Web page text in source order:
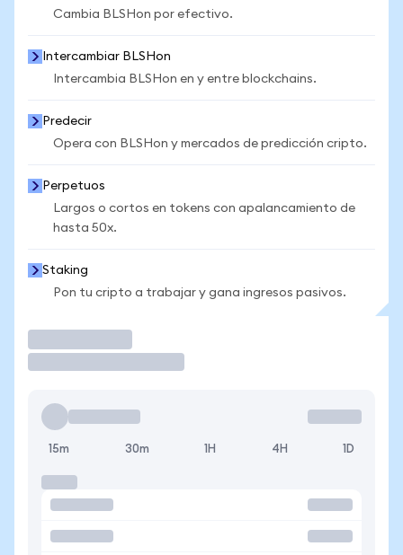
Cambia BLSHon por efectivo.
Intercambiar BLSHon
Intercambia BLSHon en y entre blockchains.
Predecir
Opera con BLSHon y mercados de predicción cripto.
Perpetuos
Largos o cortos en tokens con apalancamiento de
hasta 50x.
Staking
Pon tu cripto a trabajar y gana ingresos pasivos.
15m 30m 1H 4H 1D